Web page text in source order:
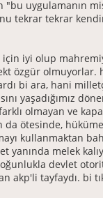
"bu uygulamanın
tekrar tekrar
için iyi olup
özgür olmuyorlar.
bi ara, hani
yaşadığımız
olmayan ve
da ötesinde,
kullanmaktan
yanında melek
devlet
akp'li tayfaydı. bi